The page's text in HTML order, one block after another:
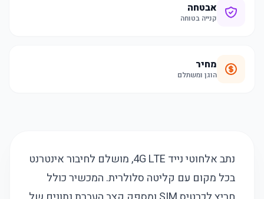
אבטחה
קנייה בטוחה
מחיר
הוגן ומשתלם
נתב אלחוטי נייד 4G LTE, מושלם לחיבור אינטרנט
בכל מקום עם קליטה סלולרית. המכשיר כולל